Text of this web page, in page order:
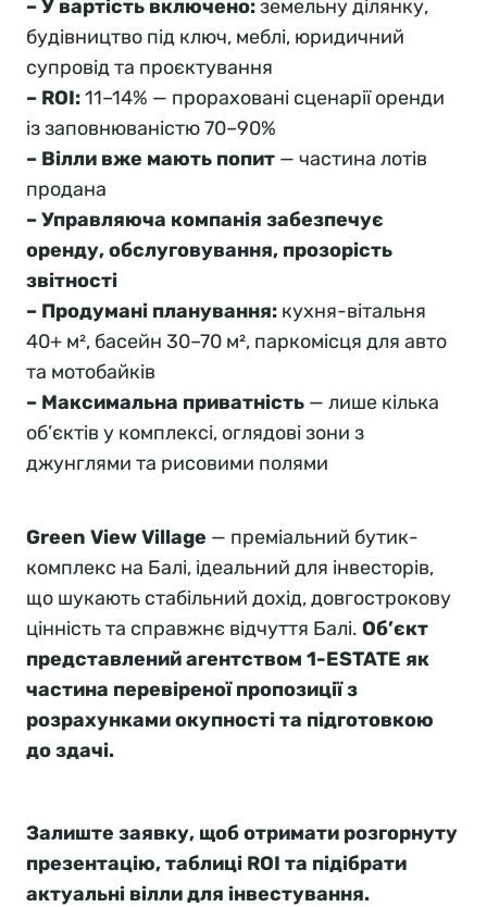
– У вартість включено:земельну ділянку,
будівництво під ключ, меблі, юридичний
супровід та проєктування
– ROI:11–14% — прораховані сценарії оренди
із заповнюваністю 70–90%
– Вілли вже мають попит — частина лотів
продана
– Управляюча компанія забезпечує
оренду, обслуговування, прозорість
звітності
– Продумані планування: кухня-вітальня
40+ м², басейн 30–70 м², паркомісця для авто
та мотобайків
– Максимальна приватність — лише кілька
об’єктів у комплексі, оглядові зони з
джунглями та рисовими полями
Green View Village — преміальний бутик-
комплекс на Балі, ідеальний для інвесторів,
що шукають стабільний дохід, довгострокову
цінність та справжнє відчуття Балі. Об’єкт
представлений агентством 1-ESTATE як
частина перевіреної пропозиції з
розрахунками окупності та підготовкою
до здачі.
Залиште заявку, щоб отримати розгорнуту
презентацію, таблиці ROI та підібрати
актуальні вілли для інвестування.